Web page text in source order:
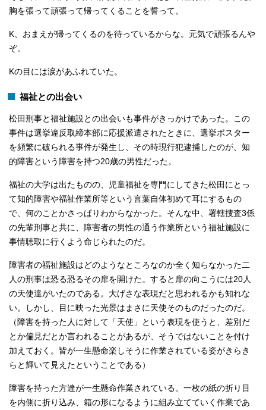
胸を張って頑張って帰ってくることを誓って。
K、おまえが帰ってくるのを待っているからな。元気で頑張るんや
ぞ。
Kの目には涙があふれていた。
福祉との出会い
松田刑事と福祉施設との出会いも事件がきっかけであった。この
事件は選挙違反取締本部に応援派遣されたときに、選挙ポスター
を頻繁に破られる事件が発生し、その時現行犯逮捕したのが、知
的障害という障害を持つ20歳の男性だった。
福祉の大学は出たものの、児童福祉を専門にしてきた松田にとっ
て知的障害や福祉作業所等という言葉自体初めて耳にするもの
で、何のことかさっぱりわからなかった。そんな中、署轄捜査3係
の先輩刑事と共に、障害者の男性の通う作業所という福祉施設に
事情聴取に行くよう命じられたのだ。
障害者の福祉施設はどのようなところなのか全く知らなかった二
人の刑事は恐る恐るその扉を開けた。すると扉の向こうには20人
の天使達がいたのである。大げさな表現だと思われるかも知れな
い。しかし、目に映った光景はまさに天使そのものだったのだ。
（障害を持った人に対して「天使」という表現を使うと、差別だ
とか偏見だとか言われることがあるが、そうではないことを付け
加えておく。皆が一生懸命楽しそうに作業されている姿がきらき
らと輝いて見えたということである）
障害を持った方達が一生懸命作業されている。一枚の紙の折り目
を内側に折り込み、箱の形になるように組み立てていく作業であ